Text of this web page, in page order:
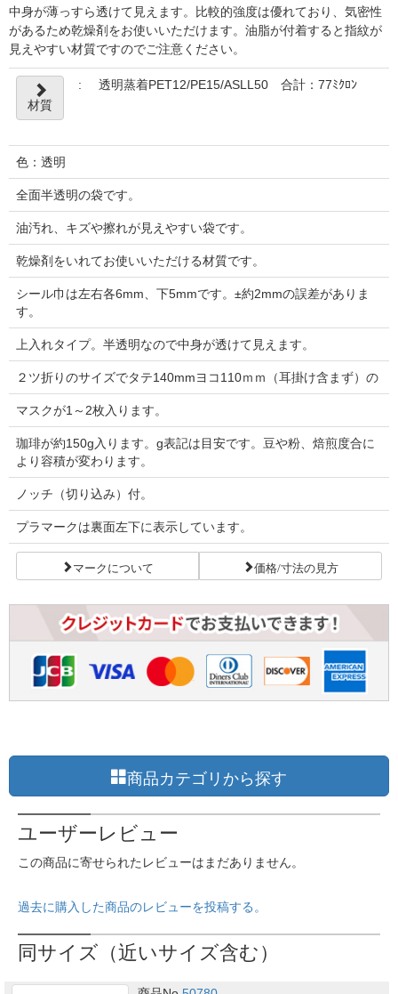
中身が薄っすら透けて見えます。比較的強度は優れており、気密性
があるため乾燥剤をお使いいただけます。油脂が付着すると指紋が
見えやすい材質ですのでご注意ください。
材質
: 透明蒸着PET12/PE15/ASLL50 合計：77ﾐｸﾛﾝ
色：透明
全面半透明の袋です。
油汚れ、キズや擦れが見えやすい袋です。
乾燥剤をいれてお使いいただける材質です。
シール巾は左右各6mm、下5mmです。±約2mmの誤差がありま
す。
上入れタイプ。半透明なので中身が透けて見えます。
２ツ折りのサイズでタテ140mmヨコ110ｍｍ（耳掛け含まず）の
マスクが1～2枚入ります。
珈琲が約150g入ります。g表記は目安です。豆や粉、焙煎度合に
より容積が変わります。
ノッチ（切り込み）付。
プラマークは裏面左下に表示しています。
マークについて 価格/寸法の見方
商品カテゴリから探す
ユーザーレビュー
この商品に寄せられたレビューはまだありません。
過去に購入した商品のレビューを投稿する。
同サイズ（近いサイズ含む）